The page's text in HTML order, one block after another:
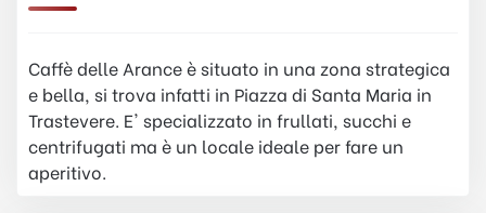
Caffè delle Arance è situato in una zona strategica
e bella, si trova infatti in Piazza di Santa Maria in
Trastevere. E' specializzato in frullati, succhi e
centrifugati ma è un locale ideale per fare un
aperitivo.